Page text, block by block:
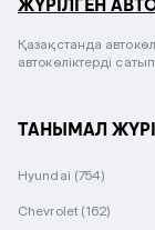
ЖҮРІЛГЕН
Қазақстанда
автокөліктерді
ТАНЫМАЛ
Hyundai (754)
Chevrolet (162)